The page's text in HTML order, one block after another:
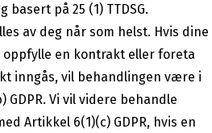
på 25 (1) TTDSG.
av deg når som helst. Hvis dine
en kontrakt eller foreta
inngås, vil behandlingen være i
Vi vil videre behandle
Artikkel 6(1)(c) GDPR, hvis en